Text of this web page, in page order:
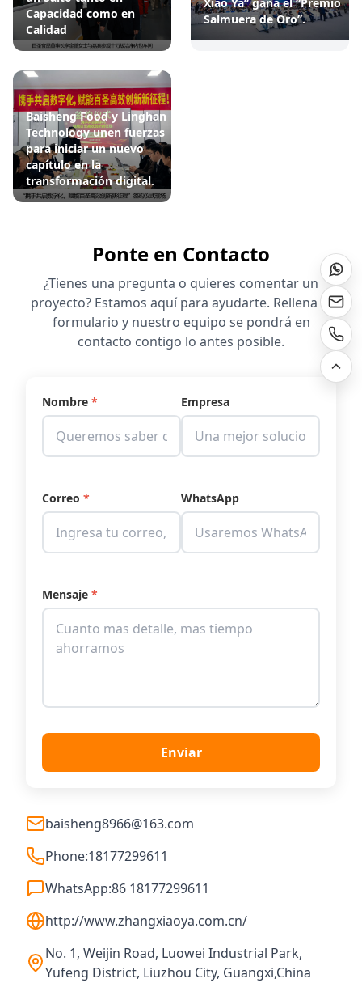
Capacidad como en
Calidad
Salmuera de Oro”.
Baisheng Food y Linghan
Technology unen fuerzas
para iniciar un nuevo
capítulo en la
transformación digital.
Ponte en Contacto
¿Tienes una pregunta o quieres comentar un
proyecto? Estamos aquí para ayudarte. Rellena el
formulario y nuestro equipo se pondrá en
contacto contigo lo antes posible.
Nombre * Empresa
Correo * WhatsApp
Mensaje *
Enviar
baisheng8966@163.com
Phone:18177299611
WhatsApp:86 18177299611
http://www.zhangxiaoya.com.cn/
No. 1, Weijin Road, Luowei Industrial Park,
Yufeng District, Liuzhou City, Guangxi,China